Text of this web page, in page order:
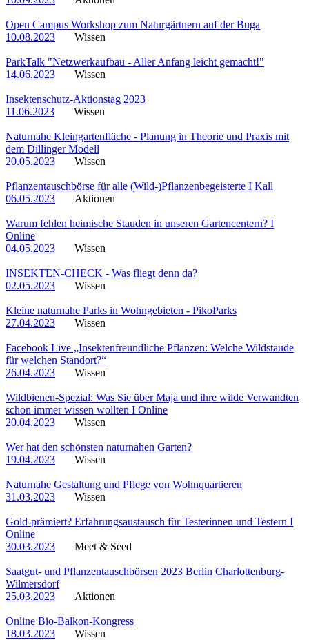
Open Campus Workshop zum Naturgärtnern auf der Buga
10.08.2023
Wissen
ParkTalk "Netzwerkaufbau - Aller Anfang leicht gemacht!"
14.06.2023
Wissen
Insektenschutz-Aktionstag 2023
11.06.2023
Wissen
Naturnahe Kleingartenfläche - Planung in Theorie und Praxis mit
dem Dillinger Modell
20.05.2023
Wissen
Pflanzentauschbörse für alle (Wild-)Pflanzenbegeisterte I Kall
06.05.2023
Aktionen
Warum fehlen heimische Stauden in unseren Gartencentern? I
Online
04.05.2023
Wissen
INSEKTEN-CHECK - Was fliegt denn da?
02.05.2023
Wissen
Kleine naturnahe Parks in Wohngebieten - PikoParks
27.04.2023
Wissen
Facebook Live „Insektenfreundliche Pflanzen: Welche Wildstaude
für welchen Standort?“
26.04.2023
Wissen
Wildbienen-Spezial: Was Sie über Maja und ihre wilde Verwandten
schon immer wissen wollten I Online
20.04.2023
Wissen
Wer hat den schönsten naturnahen Garten?
19.04.2023
Wissen
Naturnahe Gestaltung und Pflege von Wohnquartieren
31.03.2023
Wissen
Gold-prämiert? Erfahrungsaustausch für Testerinnen und Testern I
Online
30.03.2023
Meet & Seed
Saatgut- und Pflanzentauschbörsen 2023 Berlin Charlottenburg-
Wilmersdorf
25.03.2023
Aktionen
Online Bio-Balkon-Kongress
18.03.2023
Wissen